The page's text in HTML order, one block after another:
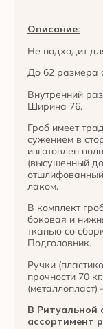
Описание:
Не подходит
До 62 размера
Внутренний
Ширина 76.
Гроб имеет
сужением в
изготовлен
(высушенный
лаком.
В комплект
боковая и
тканью со
Подголовник.
Ручки
прочности 70
(металлопласт)
В Ритуальной
ассортимент